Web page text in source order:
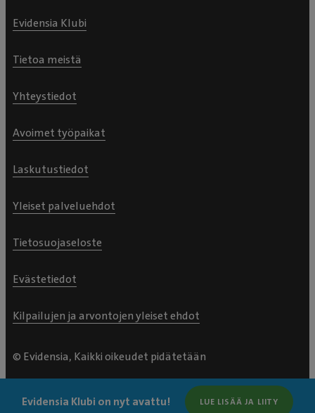
Evidensia Klubi on nyt avattu! LUE LISÄÄ JA LIITY
Evidensia Klubi
Tietoa meistä
Yhteystiedot
Avoimet työpaikat
Laskutustiedot
Yleiset palveluehdot
Tietosuojaseloste
Evästetiedot
Kilpailujen ja arvontojen yleiset ehdot
© Evidensia, Kaikki oikeudet pidätetään